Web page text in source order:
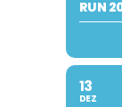
RUN
13
DEZ